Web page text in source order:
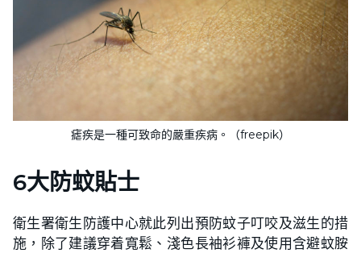
瘧疾是一種可致命的嚴重疾病。（freepik）
6大防蚊貼士
衛生署衛生防護中心就此列出預防蚊子叮咬及滋生的措
施，除了建議穿着寬鬆、淺色長袖衫褲及使用含避蚊胺